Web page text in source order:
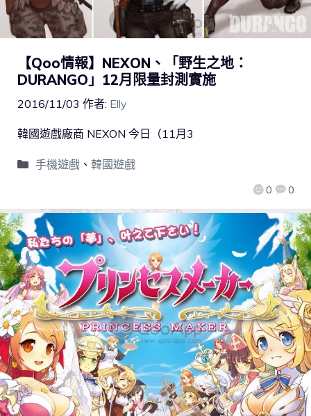
【Qoo情報】NEXON、「野生之地：
DURANGO」12月限量封測實施
2016/11/03 作者: Elly
0 0
韓國遊戲廠商 NEXON 今日（11月3
手機遊戲、 韓國遊戲